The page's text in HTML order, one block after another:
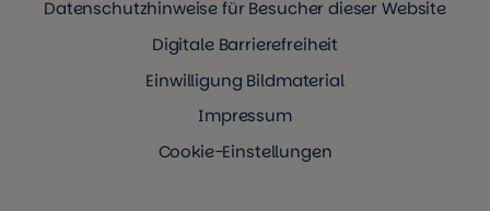
Datenschutzhinweise für Besucher dieser Website
Digitale Barrierefreiheit
Einwilligung Bildmaterial
Impressum
Cookie-Einstellungen